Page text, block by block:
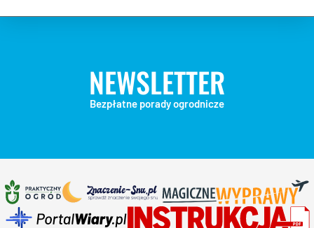
NEWSLETTER
Bezpłatne porady ogrodnicze